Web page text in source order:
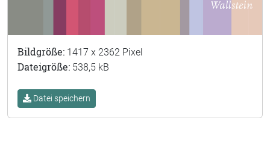
Bildgröße: 1417 x 2362 Pixel
Dateigröße: 538,5 kB
Datei speichern